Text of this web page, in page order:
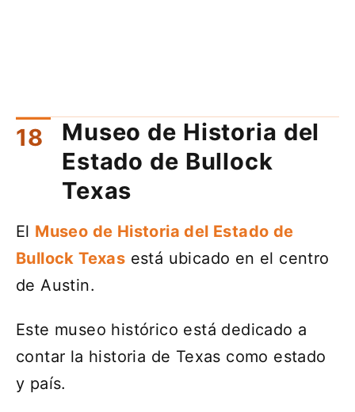
Museo de Historia del
Estado de Bullock
Texas
El Museo de Historia del Estado de
Bullock Texas está ubicado en el centro
de Austin.
Este museo histórico está dedicado a
contar la historia de Texas como estado
y país.